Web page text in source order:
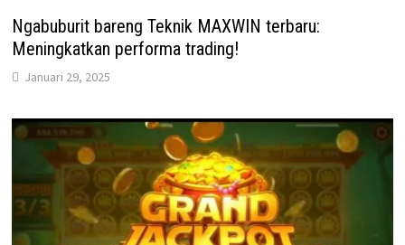
Ngabuburit bareng Teknik MAXWIN terbaru:
Meningkatkan performa trading!
Januari 29, 2025